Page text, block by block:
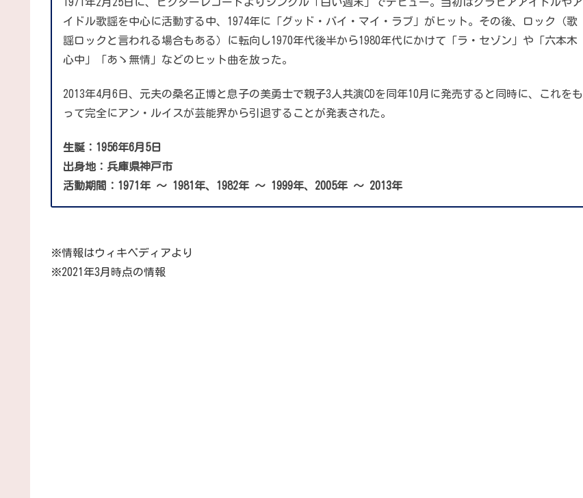
イドル歌謡を中心に活動する中、1974年に「グッド・バイ・マイ・ラブ」がヒット。その後、ロック（歌
謡ロックと言われる場合もある）に転向し1970年代後半から1980年代にかけて「ラ・セゾン」や「六本木
心中」「あゝ無情」などのヒット曲を放った。
2013年4月6日、元夫の桑名正博と息子の美勇士で親子3人共演CDを同年10月に発売すると同時に、これをも
って完全にアン・ルイスが芸能界から引退することが発表された。
生誕：1956年6月5日
出身地：兵庫県神戸市
活動期間：1971年 ～ 1981年、1982年 ～ 1999年、2005年 ～ 2013年
※情報はウィキペディアより
※2021年3月時点の情報